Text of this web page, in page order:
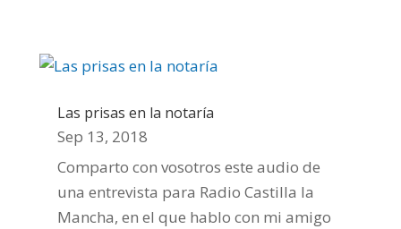
Las prisas en la notaría
Sep 13, 2018
Comparto con vosotros este audio de
una entrevista para Radio Castilla la
Mancha, en el que hablo con mi amigo